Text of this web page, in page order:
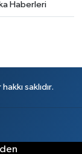
Haberleri
saklıdır.